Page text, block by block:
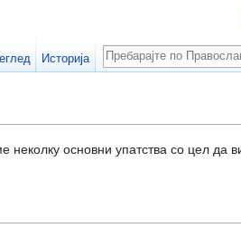
неколку основни упатства со цел да
Историја
Пребарај